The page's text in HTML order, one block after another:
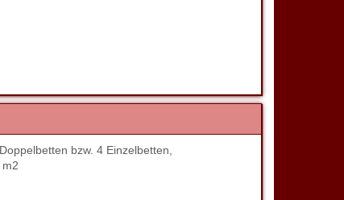
bzw. 4 Einzelbetten,